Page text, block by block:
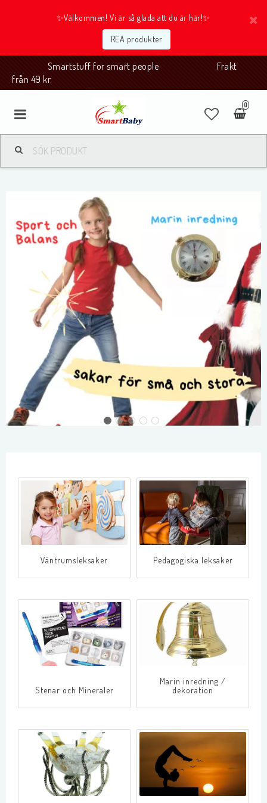
✨Välkommen! Vi är så glada att du är här!✨
REA produkter
Smartstuff for smart people Frakt
från 49 kr.
0
V­ä­n­t­r­u­m­s­l­e­k­s­a­k­e­r Pedagogiska leksaker
Stenar och Mineraler
Marin inredning /
dekoration